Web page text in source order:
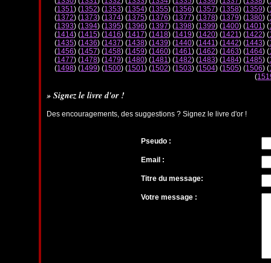
(1351) (1352) (1353) (1354) (1355) (1356) (1357) (1358) (1359) (
(1372) (1373) (1374) (1375) (1376) (1377) (1378) (1379) (1380) (
(1393) (1394) (1395) (1396) (1397) (1398) (1399) (1400) (1401) (
(1414) (1415) (1416) (1417) (1418) (1419) (1420) (1421) (1422) (
(1435) (1436) (1437) (1438) (1439) (1440) (1441) (1442) (1443) (
(1456) (1457) (1458) (1459) (1460) (1461) (1462) (1463) (1464) (
(1477) (1478) (1479) (1480) (1481) (1482) (1483) (1484) (1485) (
(1498) (1499) (1500) (1501) (1502) (1503) (1504) (1505) (1506) (
(
» Signez le livre d'or !
Des encouragements, des suggestions ? Signez le livre d'or !
Pseudo :
Email :
Titre du message:
Votre message :